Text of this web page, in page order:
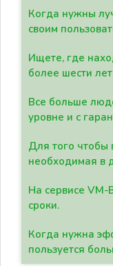
Когда нужны
своим
Ищете, где
более шести
Все больше
уровне и с
Для того чтобы
необходимая в
На сервисе VM-
сроки.
Когда нужна
пользуется